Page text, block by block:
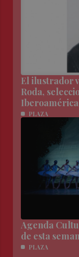
El ilustrador
Roda,
PLAZA
Agenda
de esta
PLAZA